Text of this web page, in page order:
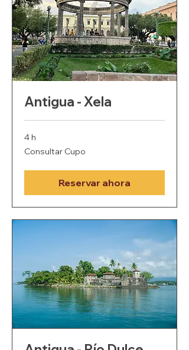
Antigua - Xela
4 h
Consultar
Cupo
Consultar Cupo
Reservar ahora